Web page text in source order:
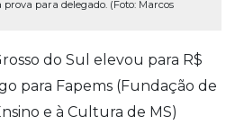
para delegado. (Foto: Marcos
do Sul elevou para R$
para Fapems (Fundação de
e à Cultura de MS)